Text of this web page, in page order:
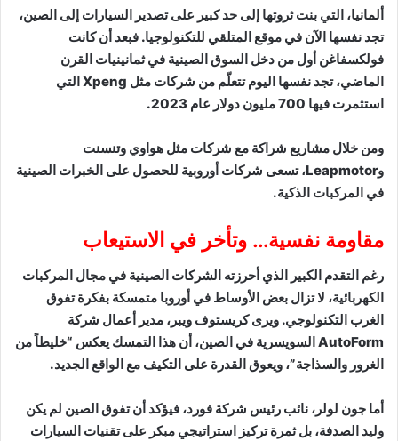
ألمانيا، التي بنت ثروتها إلى حد كبير على تصدير السيارات إلى الصين،
تجد نفسها الآن في موقع المتلقي للتكنولوجيا. فبعد أن كانت
فولكسفاغن أول من دخل السوق الصينية في ثمانينيات القرن
الماضي، تجد نفسها اليوم تتعلّم من شركات مثل Xpeng التي
استثمرت فيها 700 مليون دولار عام 2023.
ومن خلال مشاريع شراكة مع شركات مثل هواوي وتنسنت
وLeapmotor، تسعى شركات أوروبية للحصول على الخبرات الصينية
في المركبات الذكية.
مقاومة نفسية… وتأخر في الاستيعاب
رغم التقدم الكبير الذي أحرزته الشركات الصينية في مجال المركبات
الكهربائية، لا تزال بعض الأوساط في أوروبا متمسكة بفكرة تفوق
الغرب التكنولوجي. ويرى كريستوف ويبر، مدير أعمال شركة
AutoForm السويسرية في الصين، أن هذا التمسك يعكس “خليطاً من
الغرور والسذاجة”، ويعوق القدرة على التكيف مع الواقع الجديد.
أما جون لولر، نائب رئيس شركة فورد، فيؤكد أن تفوق الصين لم يكن
وليد الصدفة، بل ثمرة تركيز استراتيجي مبكر على تقنيات السيارات